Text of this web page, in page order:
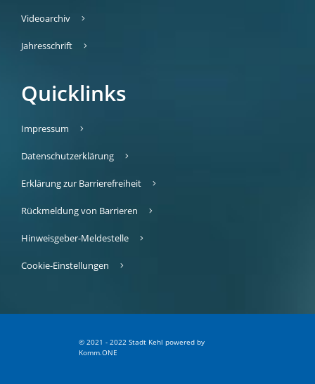
Videoarchiv
Jahresschrift
Quicklinks
Impressum
Datenschutzerklärung
Erklärung zur Barrierefreiheit
Rückmeldung von Barrieren
Hinweisgeber-Meldestelle
Cookie-Einstellungen
© 2021 - 2022 Stadt Kehl powered by
Komm.ONE